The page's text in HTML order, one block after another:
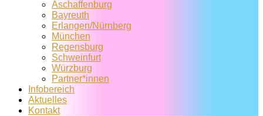
Aschaffenburg
Bayreuth
Erlangen/Nürnberg
München
Regensburg
Schweinfurt
Würzburg
Partner*innen
Infobereich
Aktuelles
Kontakt